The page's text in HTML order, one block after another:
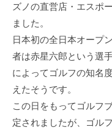
ズノの直営店・エスポ
ました。
⽇本初の全⽇本オープ
者は⾚星六郎という選
によってゴルフの知名
えたそうです。
この⽇をもってゴルフ
定されましたが、ゴル